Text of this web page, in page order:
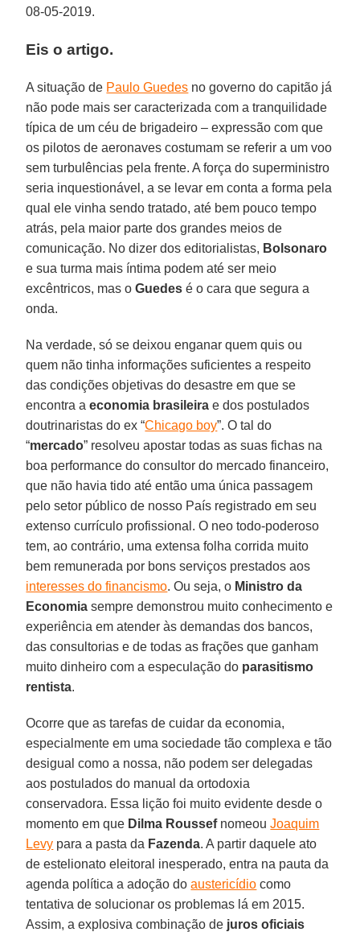
08-05-2019.
Eis o artigo.
A situação de Paulo Guedes no governo do capitão já
não pode mais ser caracterizada com a tranquilidade
típica de um céu de brigadeiro – expressão com que
os pilotos de aeronaves costumam se referir a um voo
sem turbulências pela frente. A força do superministro
seria inquestionável, a se levar em conta a forma pela
qual ele vinha sendo tratado, até bem pouco tempo
atrás, pela maior parte dos grandes meios de
comunicação. No dizer dos editorialistas, Bolsonaro
e sua turma mais íntima podem até ser meio
excêntricos, mas oGuedes é o cara que segura a
onda.
Na verdade, só se deixou enganar quem quis ou
quem não tinha informações suficientes a respeito
das condições objetivas do desastre em que se
encontra aeconomia brasileira e dos postulados
doutrinaristas do ex “Chicago boy”. O tal do
“mercado” resolveu apostar todas as suas fichas na
boa performance do consultor do mercado financeiro,
que não havia tido até então uma única passagem
pelo setor público de nosso País registrado em seu
extenso currículo profissional. O neo todo-poderoso
tem, ao contrário, uma extensa folha corrida muito
bem remunerada por bons serviços prestados aos
interesses do financismo. Ou seja, o Ministro da
Economia sempre demonstrou muito conhecimento e
experiência em atender às demandas dos bancos,
das consultorias e de todas as frações que ganham
muito dinheiro com a especulação do parasitismo
rentista.
Ocorre que as tarefas de cuidar da economia,
especialmente em uma sociedade tão complexa e tão
desigual como a nossa, não podem ser delegadas
aos postulados do manual da ortodoxia
conservadora. Essa lição foi muito evidente desde o
momento em que Dilma RoussefnomeouJoaquim
Levy para a pasta da Fazenda. A partir daquele ato
de estelionato eleitoral inesperado, entra na pauta da
agenda política a adoção doaustericídio como
tentativa de solucionar os problemas lá em 2015.
Assim, a explosiva combinação de juros oficiais